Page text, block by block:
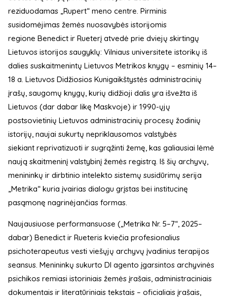
reziduodamas „Rupert“ meno centre. Pirminis
susidomėjimas žemės nuosavybės istorijomis
regione Benedict ir Rueterį atvedė prie dviejų skirtingų
Lietuvos istorijos saugyklų: Vilniaus universitete istorikų iš
dalies suskaitmenintų Lietuvos Metrikos knygų – esminių 14–
18 a. Lietuvos Didžiosios Kunigaikštystės administracinių
įrašų, saugomų knygų, kurių didžioji dalis yra išvežta iš
Lietuvos (dar dabar likę Maskvoje) ir 1990-ųjų
postsovietinių Lietuvos administracinių procesų žodinių
istorijų, naujai sukurtų nepriklausomos valstybės
siekiant reprivatizuoti ir sugrąžinti žemę, kas galiausiai lėmė
naują skaitmeninį valstybinį žemės registrą. Iš šių archyvų,
menininkų ir dirbtinio intelekto sistemų susidūrimų serija
„Metrika“ kuria įvairias dialogu grįstas bei institucinę
pasąmonę nagrinėjančias formas.
Naujausiuose performansuose („Metrika Nr. 5–7“, 2025–
dabar) Benedict ir Rueteris kviečia profesionalius
psichoterapeutus vesti viešųjų archyvų įvadinius terapijos
seansus. Menininkų sukurto DI agento įgarsintos archyvinės
psichikos remiasi istoriniais žemės įrašais, administraciniais
dokumentais ir literatūriniais tekstais – oficialiais įrašais,